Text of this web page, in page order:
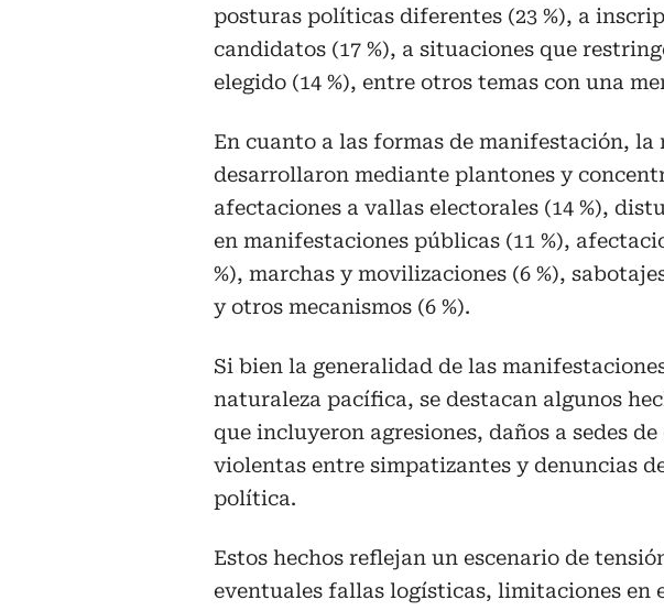
posturas políticas diferentes (23 %), a
candidatos (17 %), a situaciones que
elegido (14 %), entre otros temas con una
En cuanto a las formas de manifestación, la
desarrollaron mediante plantones y
afectaciones a vallas electorales (14 %),
en manifestaciones públicas (11 %),
%), marchas y movilizaciones (6 %),
y otros mecanismos (6 %).
Si bien la generalidad de las
naturaleza pacífica, se destacan algunos
que incluyeron agresiones, daños a sedes
violentas entre simpatizantes y denuncias
política.
Estos hechos reflejan un escenario de
eventuales fallas logísticas, limitaciones en